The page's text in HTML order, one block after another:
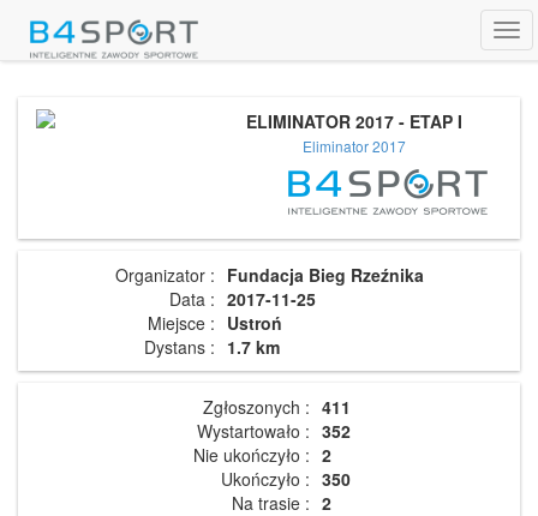
ELIMINATOR 2017 - ETAP I
Eliminator 2017
Organizator : Fundacja Bieg Rzeźnika
Data : 2017-11-25
Miejsce : Ustroń
Dystans : 1.7 km
Zgłoszonych : 411
Wystartowało : 352
Nie ukończyło : 2
Ukończyło : 350
Na trasie : 2